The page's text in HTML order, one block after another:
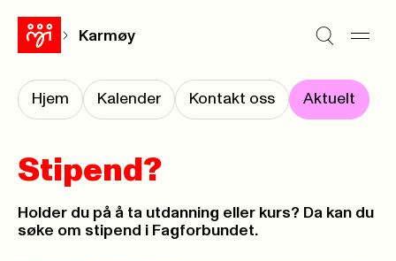
Karmøy
Hjem Kalender Kontakt oss Aktuelt
Stipend?
Holder du på å ta utdanning eller kurs? Da kan du
søke om stipend i Fagforbundet.